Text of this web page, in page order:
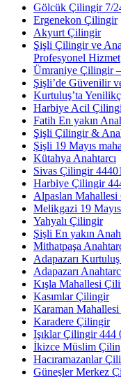
Gölcük Çilingir 7/
Ergenekon Çilingir
Akyurt Çilingir
Şişli Çilingir ve
Profesyonel Hizmet
Ümraniye Çilingir
Şişli’de Güvenilir
Kurtuluş’ta
Harbiye Acil
Fatih En yakın
Şişli Çilingir &
Şişli 19 Mayıs
Kütahya Anahtarcı
Sivas Çilingir
Harbiye Çilingir
Alpaslan
Melikgazi 19
Yahyalı Çilingir
Şişli En yakın
Mithatpaşa
Adapazarı
Adapazarı
Kışla Mahallesi
Kasımlar Çilingir
Karaman
Karadere Çilingir
Işıklar Çilingir 444
İkizce Müslim
Hacıramazanlar
Güneşler Merkez